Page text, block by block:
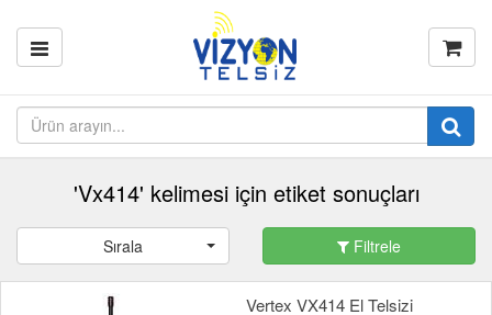
'Vx414' kelimesi için etiket sonuçları
Sırala Filtrele
Vertex VX414 El Telsizi